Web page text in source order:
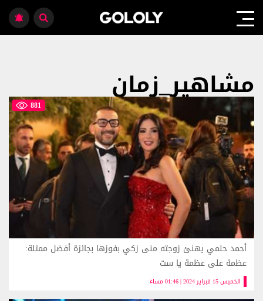
مشاهير_زمان
881
الخميس 15 فبراير 2024 | 01:46 مساءً
أحمد حلمي يهنئ زوجته منى زكي بفوزها بجائزة أفضل ممثلة:
عظمة على عظمة يا ست